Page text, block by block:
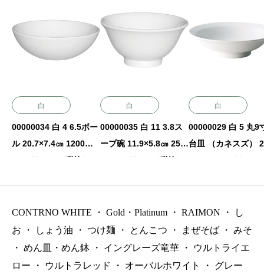
白
00000034 白 4 6.5ボー
ル 20.7×7.4㎝ 1200㏄
P.92 ￥2500（税抜）
白
00000035 白 11 3.8ス
ープ碗 11.9×5.8㎝ 250
㏄ P.99 ￥500（税抜）
白
00000029 白 5 丸9
台皿 （カネスズ）
×7.4㎝ P.93 ￥5300
CONTRNO WHITE ・ Gold・Platinum ・ RAIMON ・
し
お
・ しょう油 ・ つけ麺 ・ とんこつ ・ まぜそば ・ みそ
・ めん皿・めん鉢 ・ イングレーズ竜華 ・
ウルトライエ
ロー
・ ウルトラレッド ・ オーバルホワイト ・
グレー